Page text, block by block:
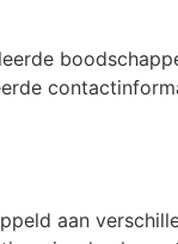
aan